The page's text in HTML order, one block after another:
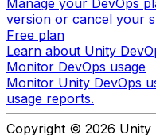
Manage your DevOps
version or cancel your
Free plan
Learn about Unity
Monitor DevOps usage
Monitor Unity DevOps
usage reports.
Copyright © 2026 Unity